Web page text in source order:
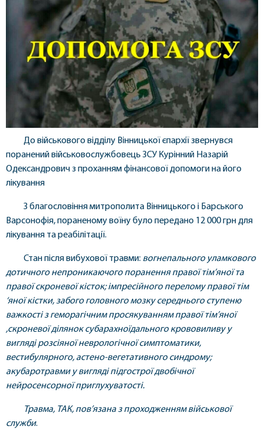
До вiйськового вiддiлу Вiнницької єпархії звернувся
поранений вiйськовослужбовець ЗСУ Курiнний Назарiй
Одександрович з проханням фiнансової допомоги на його
лiкування
З благословіння митрополита Вінницького і Барського
Варсонофiя, пораненому воїну було передано 12 000 грн для
лiкування та реабілiтацiї.
Стан після вибухової травми: вогнепального уламкового
дотичного непроникаючого поранення правої тім’яної та
правої скроневої кісток; імпресійного перелому правої тім
‘яної кістки, забого головного мозку середнього ступеню
важкості з геморагічним просякуванням правої тім’яної
,скроневої ділянок субарахноїдального крововиливу у
вигляді розсіяної неврологічної симптоматики,
вестибулярного, астено-вегетативного синдрому;
акубаротравми у вигляді підгострої двобічної
нейросенсорної приглухуватості.
Травма, ТАК, пов’язана з проходженням військової
служби.